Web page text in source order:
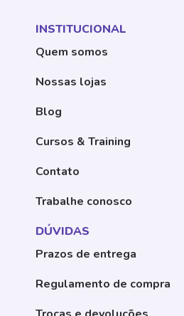
INSTITUCIONAL
Quem somos
Nossas lojas
Blog
Cursos & Training
Contato
Trabalhe conosco
DÚVIDAS
Prazos de entrega
Regulamento de compra